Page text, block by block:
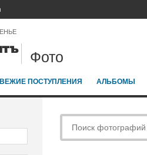
Фото
ПОСТУПЛЕНИЯ АЛЬБОМЫ